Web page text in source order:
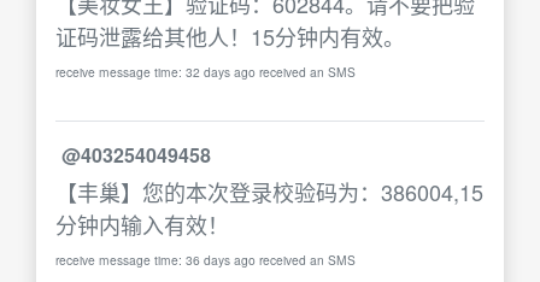
证码泄露给其他人！15分钟内有效。
receive message time: 32 days ago received an SMS
@403254049458
【丰巢】您的本次登录校验码为：386004,15
分钟内输入有效！
receive message time: 36 days ago received an SMS